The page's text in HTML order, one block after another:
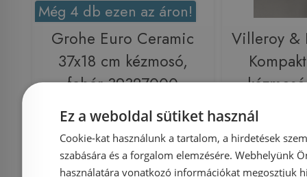
Még 4 db ezen az áron!
Grohe Euro Ceramic
37x18 cm kézmosó,
fehér 39327000
Azonosító: 172153
Villeroy &
Ez a weboldal sütiket használ
Cookie-kat használunk a tartalom, a hirdetések
szabására és a forgalom elemzésére. Webhelyünk
használatára vonatkozó információkat megosztjuk